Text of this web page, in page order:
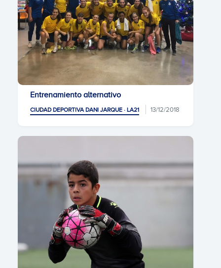
Entrenamiento alternativo
CIUDAD DEPORTIVA DANI JARQUE · LA21 13/12/2018